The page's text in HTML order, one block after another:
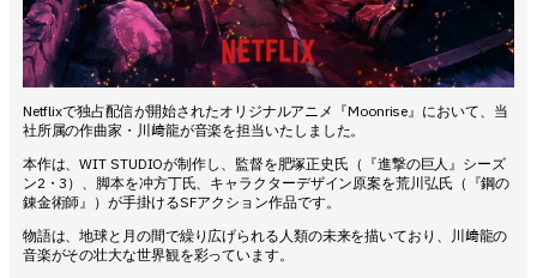
Netflixで独占配信が開始されたオリジナルアニメ『Moonrise』において、当
社所属の作曲家・川﨑龍が音楽を担当いたしました。
本作は、WIT STUDIOが制作し、監督を肥塚正史氏（『進撃の巨人』シーズ
ン2・3）、脚本を冲方丁氏、キャラクターデザイン原案を荒川弘氏（『鋼の
錬金術師』）が手掛けるSFアクション作品です。
物語は、地球と月の間で繰り広げられる人類の未来を描いており、川﨑龍の
音楽がその壮大な世界観を彩っています。